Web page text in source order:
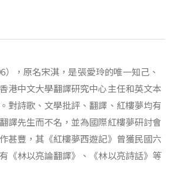
），原名宋淇，是張愛玲的唯一知己、
港中文大學翻譯研究中心主任和英文本
對詩歌、文學批評、翻譯、紅樓夢均有
譯先生而不名，並為國際紅樓夢研討會
甚豐，其《紅樓夢西遊記》曾獲民國六
《林以亮論翻譯》、《林以亮詩話》等